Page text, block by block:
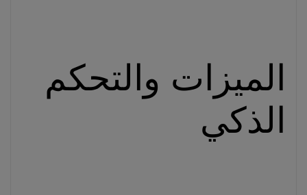
الميزات والتحكم
الذكي